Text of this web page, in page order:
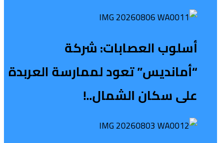
أسلوب العصابات: شركة
“أمانديس” تعود لممارسة العربدة
على سكان الشمال..!